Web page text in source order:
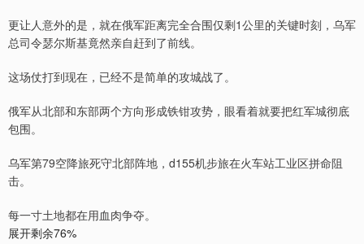
更让人意外的是，就在俄军距离完全合围仅剩1公里的关键时刻，乌军
总司令瑟尔斯基竟然亲自赶到了前线。
这场仗打到现在，已经不是简单的攻城战了。
俄军从北部和东部两个方向形成铁钳攻势，眼看着就要把红军城彻底
包围。
乌军第79空降旅死守北部阵地，d155机步旅在火车站工业区拼命阻
击。
每一寸土地都在用血肉争夺。
展开剩余76%